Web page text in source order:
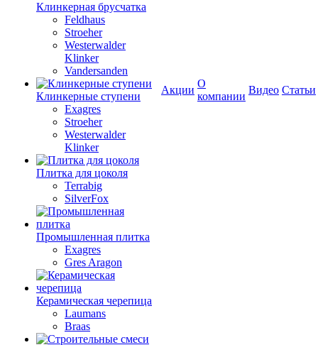
Клинкерная брусчатка
Feldhaus
Stroeher
Westerwalder
Klinker
Vandersanden
Клинкерные ступени
Exagres
Stroeher
Westerwalder
Klinker
Плитка для цоколя
Terrabig
SilverFox
Промышленная плитка
Exagres
Gres Aragon
Керамическая черепица
Laumans
Braas
Акции
О
компании
Видео Статьи